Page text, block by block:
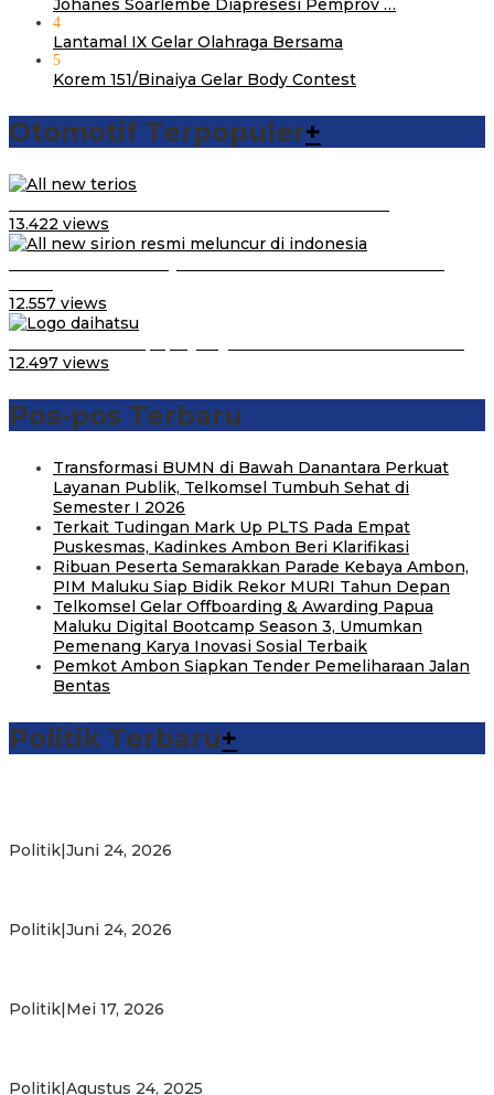
Johanes Soarlembe Diapresesi Pemprov …
4
Lantamal IX Gelar Olahraga Bersama
5
Korem 151/Binaiya Gelar Body Contest
Otomotif Terpopuler+
13.422 views
12.557 views
12.497 views
Pos-pos Terbaru
Transformasi BUMN di Bawah Danantara Perkuat
Layanan Publik, Telkomsel Tumbuh Sehat di
Semester I 2026
Terkait Tudingan Mark Up PLTS Pada Empat
Puskesmas, Kadinkes Ambon Beri Klarifikasi
Ribuan Peserta Semarakkan Parade Kebaya Ambon,
PIM Maluku Siap Bidik Rekor MURI Tahun Depan
Telkomsel Gelar Offboarding & Awarding Papua
Maluku Digital Bootcamp Season 3, Umumkan
Pemenang Karya Inovasi Sosial Terbaik
Pemkot Ambon Siapkan Tender Pemeliharaan Jalan
Bentas
Politik Terbaru+
Politik Juni 24, 2026
Politik Juni 24, 2026
Politik Mei 17, 2026
Politik Agustus 24, 2025